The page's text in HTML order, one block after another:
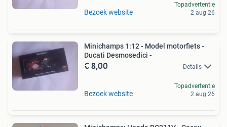
Bezoek website
Topadvertentie
2 aug 26
Minichamps 1:12 - Model motorfiets -
Ducati Desmosedici -
€ 8,00 Details
Bezoek website
Topadvertentie
2 aug 26